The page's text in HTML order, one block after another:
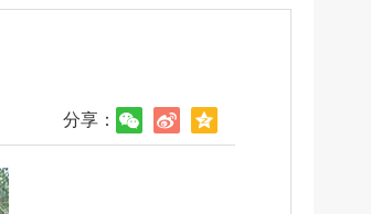
分享：